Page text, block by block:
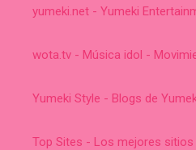
yumeki.net - Yumeki
wota.tv - Música idol -
Yumeki Style - Blogs de
Top Sites - Los mejores